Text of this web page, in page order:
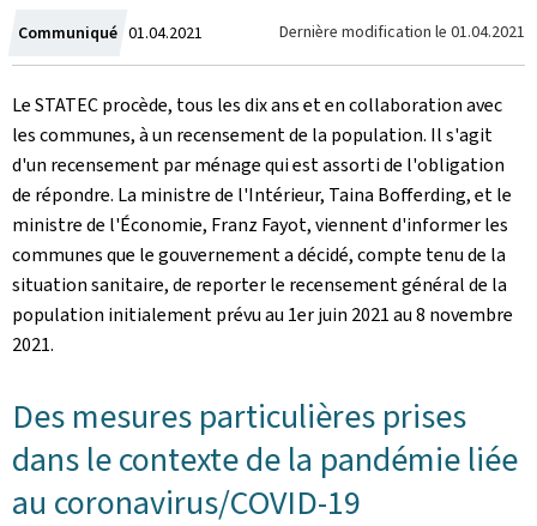
Communiqué Crée
le
01.04.2021 Dernière modification le 01.04.2021
Le STATEC procède, tous les dix ans et en collaboration avec
les communes, à un recensement de la population. Il s'agit
d'un recensement par ménage qui est assorti de l'obligation
de répondre. La ministre de l'Intérieur, Taina Bofferding, et le
ministre de l'Économie, Franz Fayot, viennent d'informer les
communes que le gouvernement a décidé, compte tenu de la
situation sanitaire, de reporter le recensement général de la
population initialement prévu au 1er juin 2021 au 8 novembre
2021.
Des mesures particulières prises
dans le contexte de la pandémie liée
au coronavirus/COVID-19